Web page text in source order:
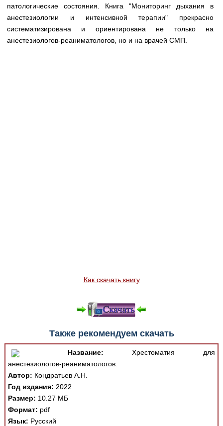
патологические состояния. Книга "Мониторинг дыхания в
анестезиологии и интенсивной терапии" прекрасно
систематизирована и ориентирована не только на
анестезиологов-реаниматологов, но и на врачей СМП.
Как скачать книгу
Также рекомендуем скачать
Название: Хрестоматия для
анестезиологов-реаниматологов.
Автор: Кондратьев А.Н.
Год издания: 2022
Размер: 10.27 МБ
Формат: pdf
Язык: Русский